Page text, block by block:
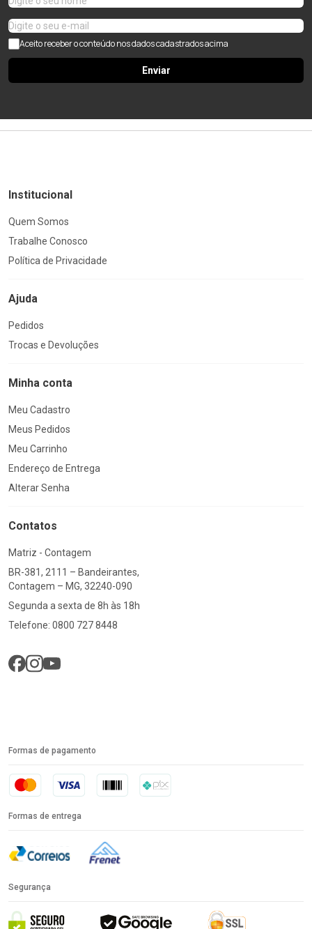
Aceito receber o conteúdo nos dados cadastrados acima
Enviar
Institucional
Quem Somos
Trabalhe Conosco
Política de Privacidade
Ajuda
Pedidos
Trocas e Devoluções
Minha conta
Meu Cadastro
Meus Pedidos
Meu Carrinho
Endereço de Entrega
Alterar Senha
Contatos
Matriz - Contagem
BR-381, 2111 – Bandeirantes,
Contagem – MG, 32240-090
Segunda a sexta de 8h às 18h
Telefone: 0800 727 8448
Formas de pagamento
Formas de entrega
Segurança